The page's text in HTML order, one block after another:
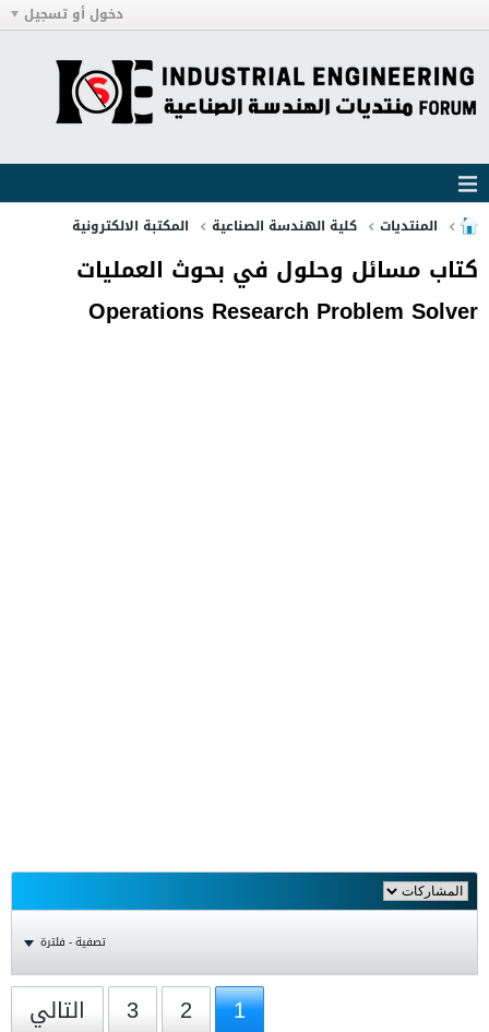
دخول أو تسجيل
المنتديات كلية الهندسة الصناعية المكتبة الالكترونية
كتاب مسائل وحلول في بحوث العمليات
Operations Research Problem Solver
تصفية - فلترة
1
2
3 التالي